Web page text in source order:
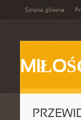
Strona główna